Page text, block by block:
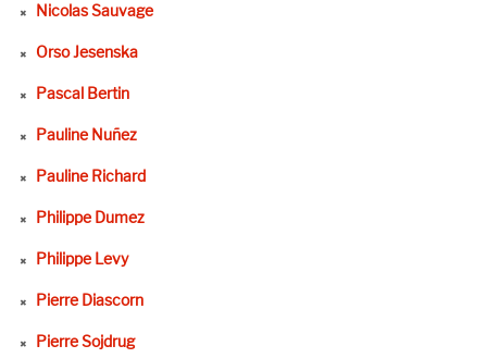
Nicolas Sauvage
Orso Jesenska
Pascal Bertin
Pauline Nuñez
Pauline Richard
Philippe Dumez
Philippe Levy
Pierre Diascorn
Pierre Sojdrug